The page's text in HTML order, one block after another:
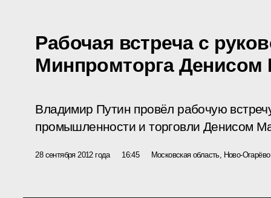
Рабочая встреча с
Минпромторга
Владимир Путин провёл рабочую
промышленности и торговли Денисом
28 сентября 2012 года 16:45 Московская область, Ново-Огарёво